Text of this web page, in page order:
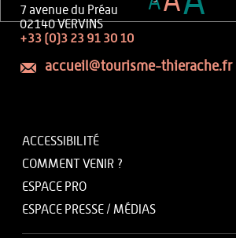
7 avenue du Préau
02140 VERVINS
+33 (0)3 23 91 30 10
accueil@tourisme-thierache.fr
ACCESSIBILITÉ
COMMENT VENIR ?
ESPACE PRO
ESPACE PRESSE / MÉDIAS